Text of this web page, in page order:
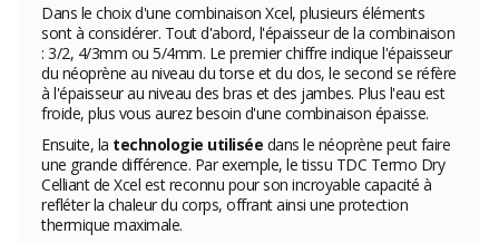
Dans le choix d'une combinaison Xcel, plusieurs éléments
sont à considérer. Tout d'abord, l'épaisseur de la combinaison
: 3/2, 4/3mm ou 5/4mm. Le premier chiffre indique l'épaisseur
du néoprène au niveau du torse et du dos, le second se réfère
à l'épaisseur au niveau des bras et des jambes. Plus l'eau est
froide, plus vous aurez besoin d'une combinaison épaisse.
Ensuite, la technologie utilisée dans le néoprène peut faire
une grande différence. Par exemple, le tissu TDC Termo Dry
Celliant de Xcel est reconnu pour son incroyable capacité à
refléter la chaleur du corps, offrant ainsi une protection
thermique maximale.